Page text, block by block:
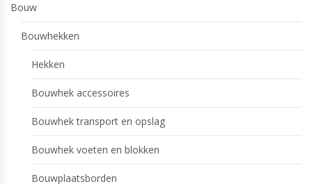
Bouw
Bouwhekken
Hekken
Bouwhek accessoires
Bouwhek transport en opslag
Bouwhek voeten en blokken
Bouwplaatsborden